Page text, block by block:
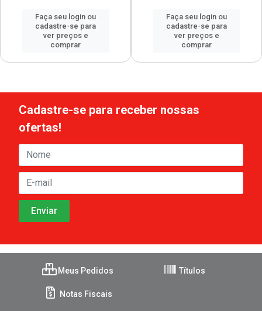
Faça seu login ou
cadastre-se para
ver preços e
comprar
Faça seu login ou
cadastre-se para
ver preços e
comprar
Cadastre-se para receber nossas
ofertas!
Meus Pedidos Títulos
Notas Fiscais